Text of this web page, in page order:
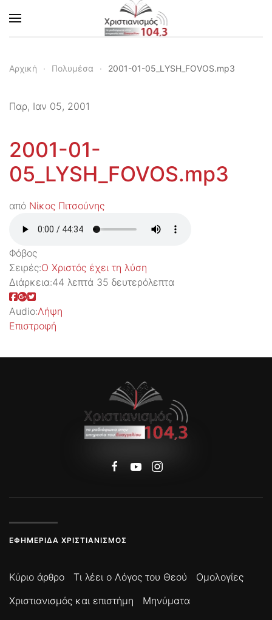
Skip to main content
Αρχική Πολυμέσα 2001-01-05_LYSH_FOVOS.mp3
Παρ, Ιαν 05, 2001
2001-01-
05_LYSH_FOVOS.mp3
από Νίκος Πιτσούνης
Φόβος
Σειρές:Ο Χριστός έχει τη λύση
Διάρκεια:44 λεπτά 35 δευτερόλεπτα
Audio:Λήψη
Επιστροφή
ΕΦΗΜΕΡΊΔΑ ΧΡΙΣΤΙΑΝΙΣΜΌΣ
Κύριο άρθρο Τι λέει ο Λόγος του Θεού
Ομολογίες
Χριστιανισμός και επιστήμη
Μηνύματα